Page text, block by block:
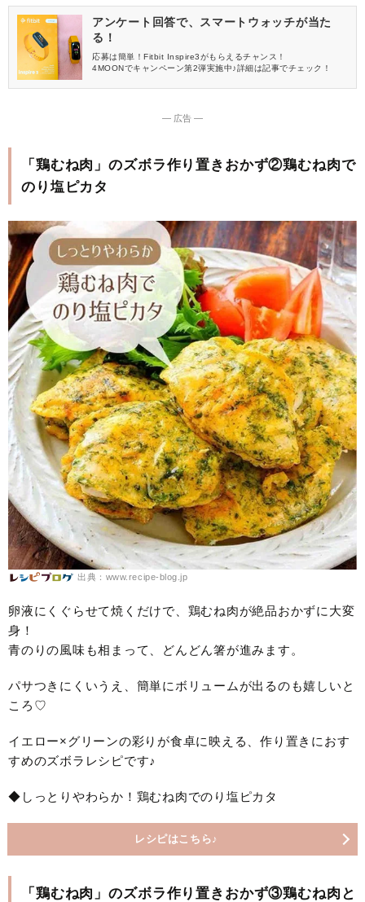
アンケート回答で、スマートウォッチが当た
る！
応募は簡単！Fitbit Inspire3がもらえるチャンス！
4MOONでキャンペーン第2弾実施中♪詳細は記事でチェック！
― 広告 ―
「鶏むね肉」のズボラ作り置きおかず②鶏むね肉で
のり塩ピカタ
出典：www.recipe-blog.jp
卵液にくぐらせて焼くだけで、鶏むね肉が絶品おかずに大変
身！
青のりの風味も相まって、どんどん箸が進みます。
パサつきにくいうえ、簡単にボリュームが出るのも嬉しいと
ころ♡
イエロー×グリーンの彩りが食卓に映える、作り置きにおす
すめのズボラレシピです♪
◆しっとりやわらか！鶏むね肉でのり塩ピカタ
レシピはこちら♪
「鶏むね肉」のズボラ作り置きおかず③鶏むね肉と